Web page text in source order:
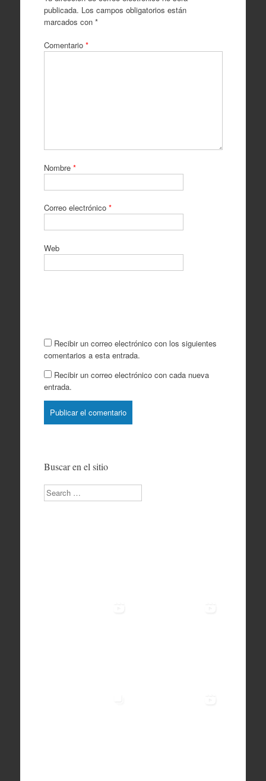
publicada. Los campos obligatorios están
marcados con *
Comentario *
Nombre *
Correo electrónico *
Web
Recibir un correo electrónico con los siguientes
comentarios a esta entrada.
Recibir un correo electrónico con cada nueva
entrada.
Buscar en el sitio
Search